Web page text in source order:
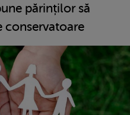
părinților să
conservatoare